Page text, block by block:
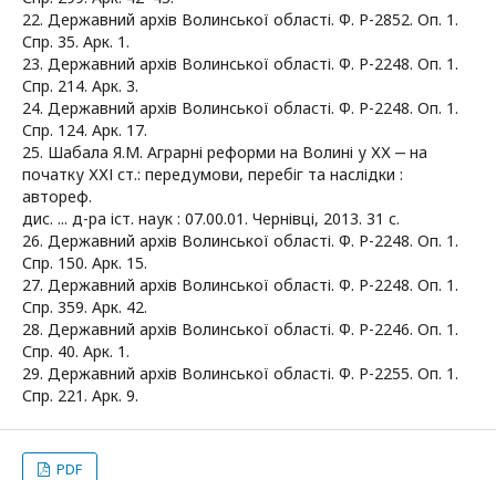
22. Державний архів Волинської області. Ф. Р-2852. Оп. 1.
Спр. 35. Арк. 1.
23. Державний архів Волинської області. Ф. Р-2248. Оп. 1.
Спр. 214. Арк. 3.
24. Державний архів Волинської області. Ф. Р-2248. Оп. 1.
Спр. 124. Арк. 17.
25. Шабала Я.М. Аграрні реформи на Волині у ХХ ‒ на
початку ХХІ ст.: передумови, перебіг та наслідки :
автореф.
дис. ... д-ра іст. наук : 07.00.01. Чернівці, 2013. 31 с.
26. Державний архів Волинської області. Ф. Р-2248. Оп. 1.
Спр. 150. Арк. 15.
27. Державний архів Волинської області. Ф. Р-2248. Оп. 1.
Спр. 359. Арк. 42.
28. Державний архів Волинської області. Ф. Р-2246. Оп. 1.
Спр. 40. Арк. 1.
29. Державний архів Волинської області. Ф. Р-2255. Оп. 1.
Спр. 221. Арк. 9.
PDF